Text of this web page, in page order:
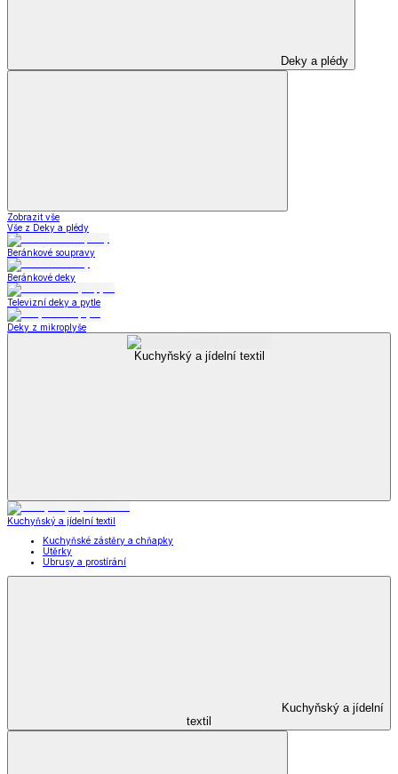
Deky a plédy
Zobrazit vše
Vše z Deky a plédy
Beránkové soupravy
Beránkové deky
Televizní deky a pytle
Deky z mikroplyše
Kuchyňský a jídelní textil
Kuchyňský a jídelní textil
Kuchyňské zástěry a chňapky
Utěrky
Ubrusy a prostírání
Kuchyňský a jídelní
textil